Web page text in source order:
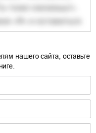
нашего сайта, оставьте